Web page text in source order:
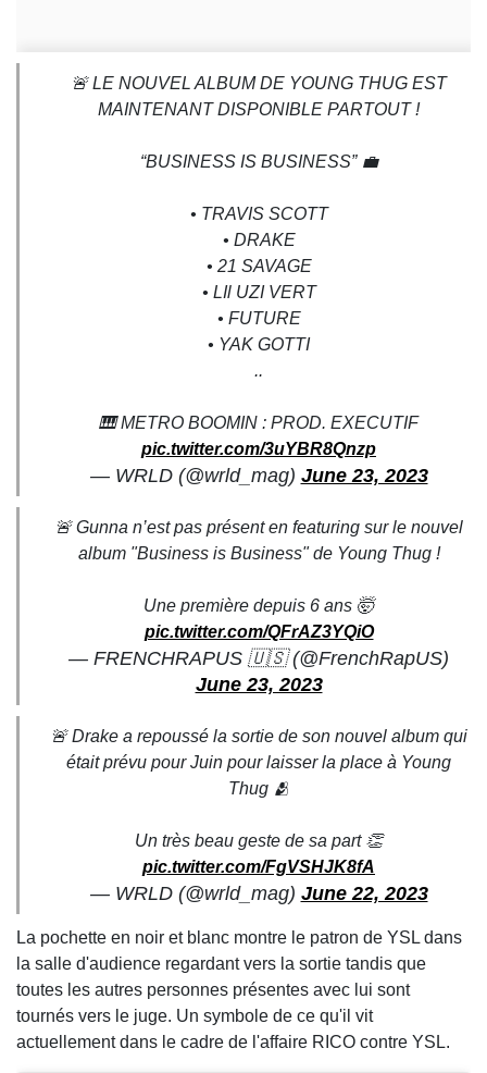
🚨 LE NOUVEL ALBUM DE YOUNG THUG EST
MAINTENANT DISPONIBLE PARTOUT !
“BUSINESS IS BUSINESS” 💼
• TRAVIS SCOTT
• DRAKE
• 21 SAVAGE
• LIl UZI VERT
• FUTURE
• YAK GOTTI
..
🎹 METRO BOOMIN : PROD. EXECUTIF
pic.twitter.com/3uYBR8Qnzp
— WRLD (@wrld_mag) June 23, 2023
🚨 Gunna n’est pas présent en featuring sur le nouvel
album "Business is Business" de Young Thug !
Une première depuis 6 ans 🤯
pic.twitter.com/QFrAZ3YQiO
— FRENCHRAPUS 🇺🇸 (@FrenchRapUS)
June 23, 2023
🚨 Drake a repoussé la sortie de son nouvel album qui
était prévu pour Juin pour laisser la place à Young
Thug 🫂
Un très beau geste de sa part 👏
pic.twitter.com/FgVSHJK8fA
— WRLD (@wrld_mag) June 22, 2023
La pochette en noir et blanc montre le patron de YSL dans
la salle d'audience regardant vers la sortie tandis que
toutes les autres personnes présentes avec lui sont
tournés vers le juge. Un symbole de ce qu'il vit
actuellement dans le cadre de l'affaire RICO contre YSL.